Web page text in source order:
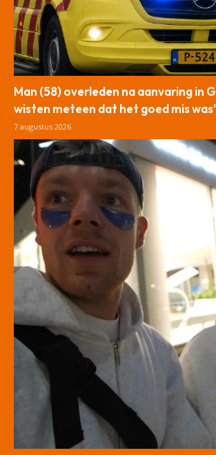
Man (58) overleden na aanvaring in
wisten meteen dat het goed mis was’
7 augustus 2026